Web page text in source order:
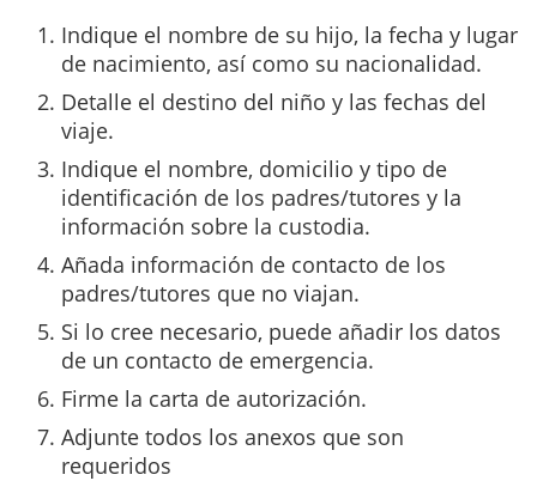
Indique el nombre de su hijo, la fecha y lugar
de nacimiento, así como su nacionalidad.
Detalle el destino del niño y las fechas del
viaje.
Indique el nombre, domicilio y tipo de
identificación de los padres/tutores y la
información sobre la custodia.
Añada información de contacto de los
padres/tutores que no viajan.
Si lo cree necesario, puede añadir los datos
de un contacto de emergencia.
Firme la carta de autorización.
Adjunte todos los anexos que son
requeridos